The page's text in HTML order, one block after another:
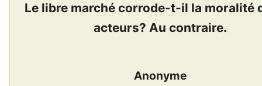
Le libre marché corrode-t-il la moralité
acteurs? Au contraire.
Anonyme